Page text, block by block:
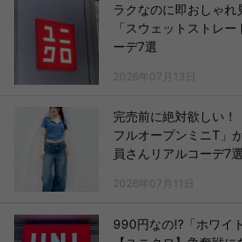
ラクなのに即おしゃ
「スウェットストレ
ーデ7選
2026年07月13日
完売前に絶対欲しい
フルオープンミニT」
員さんリアルコーデ7選
2026年07月11日
990円なの!?「ホワイ